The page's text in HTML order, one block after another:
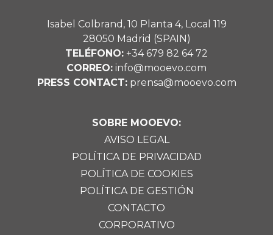
Isabel Colbrand, 10 Planta 4, Local 119
28050 Madrid (SPAIN)
TELÉFONO: +34 679 82 64 72
CORREO: info@mooevo.com
PRESS CONTACT:prensa@mooevo.com
SOBRE MOOEVO:
AVISO LEGAL
POLÍTICA DE PRIVACIDAD
POLÍTICA DE COOKIES
POLÍTICA DE GESTIÓN
CONTACTO
CORPORATIVO